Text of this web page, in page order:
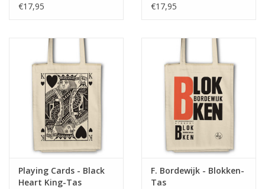
€17,95
€17,95
Playing Cards - Black
Heart King-Tas
F. Bordewijk - Blokken-
Tas